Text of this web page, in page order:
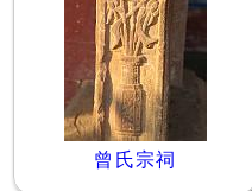
曾氏宗祠